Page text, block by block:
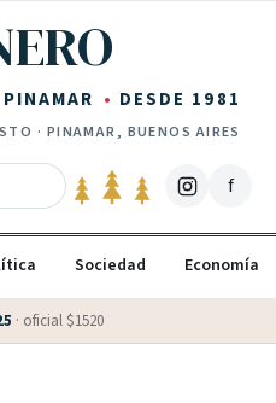
DESDE 1981
· PINAMAR, BUENOS AIRES
f
Sociedad Economía
· oficial $1520